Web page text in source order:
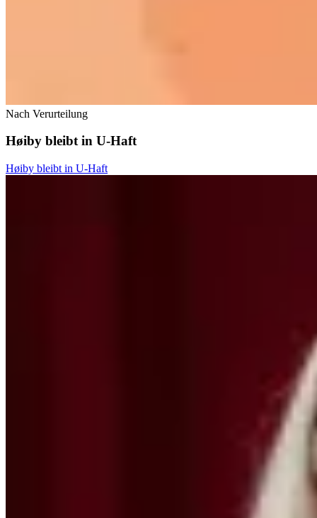
Nach Verurteilung
Høiby bleibt in U-Haft
Høiby bleibt in U-Haft